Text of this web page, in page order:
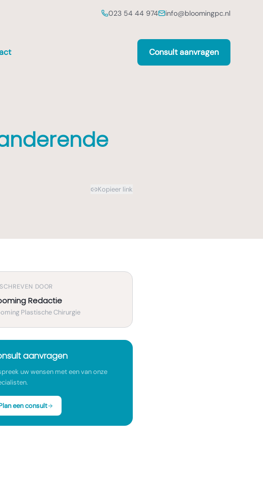
023 54 44 974 info@bloomingpc.nl
Consult aanvragen
Kopieer link
DOOR
Redactie
Plastische Chirurgie
aanvragen
uw wensen met een van onze
een consult